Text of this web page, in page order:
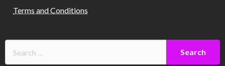
Terms and Conditions